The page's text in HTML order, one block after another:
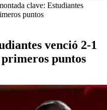
clave: Estudiantes
puntos
venció 2-1
puntos